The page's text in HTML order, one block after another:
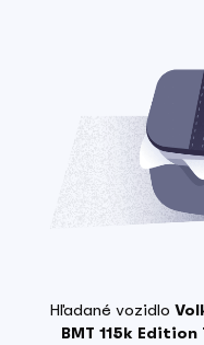
Hľadané vozidlo
BMT 115k